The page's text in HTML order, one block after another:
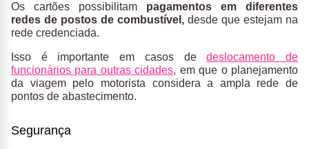
Os cartões possibilitam pagamentos em diferentes
redes de postos de combustível, desde que estejam na
rede credenciada.
Isso é importante em casos dedeslocamento de
funcionários para outras cidades, em que o planejamento
da viagem pelo motorista considera a ampla rede de
pontos de abastecimento.
Segurança